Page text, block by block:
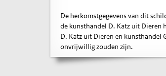
De herkomstgegevens van dit
de kunsthandel D. Katz uit Dieren
D. Katz uit Dieren en kunsthandel
onvrijwillig zouden zijn.